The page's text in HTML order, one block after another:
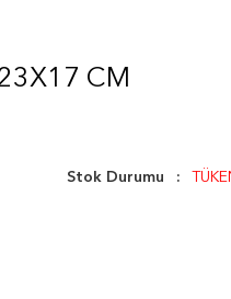
CM
Stok Durumu